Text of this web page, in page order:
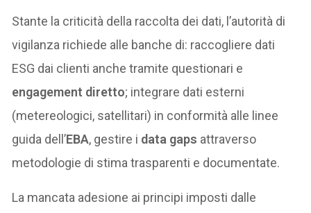
Stante la criticità della raccolta dei dati, l’autorità di
vigilanza richiede alle banche di: raccogliere dati
ESG dai clienti anche tramite questionari e
engagement diretto; integrare dati esterni
(metereologici, satellitari) in conformità alle linee
guida dell’EBA, gestire i data gaps attraverso
metodologie di stima trasparenti e documentate.
La mancata adesione ai principi imposti dalle